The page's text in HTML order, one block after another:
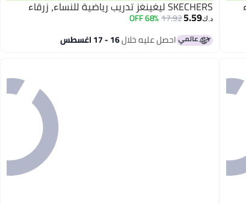
SKECHERS ليغينغز تدريب رياضية للنساء، زرقاء
د.ك‏5.59
17.92
68% OFF
احصل عليه خلال16 - 17 اغسطس